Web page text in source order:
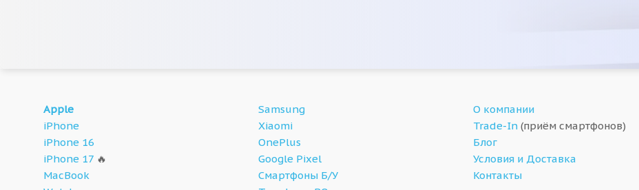
Apple
iPhone
iPhone 16
iPhone 17 🔥
MacBook
Samsung
Xiaomi
OnePlus
Google Pixel
Смартфоны Б/У
О компании
Trade-In (приём смартфонов)
Блог
Условия и Доставка
Контакты